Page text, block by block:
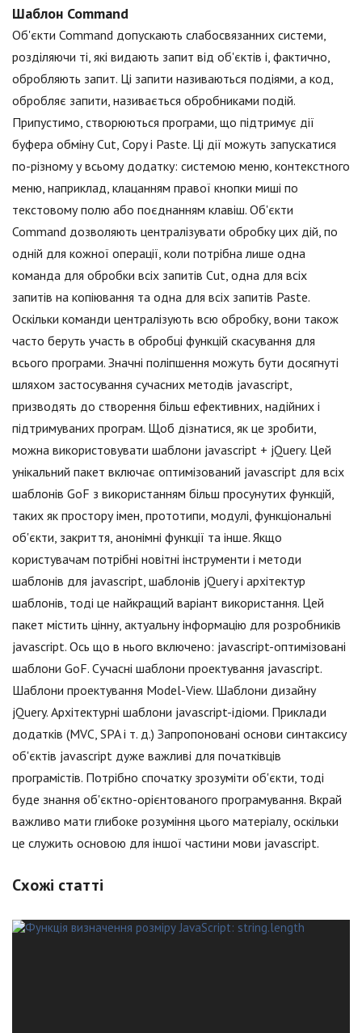
Шаблон Command
Об'єкти Command допускають слабосвязанних системи,
розділяючи ті, які видають запит від об'єктів і, фактично,
обробляють запит. Ці запити називаються подіями, а код,
обробляє запити, називається обробниками подій.
Припустимо, створюються програми, що підтримує дії
буфера обміну Cut, Copy і Paste. Ці дії можуть запускатися
по-різному у всьому додатку: системою меню, контекстного
меню, наприклад, клацанням правої кнопки миші по
текстовому полю або поєднанням клавіш. Об'єкти
Command дозволяють централізувати обробку цих дій, по
одній для кожної операції, коли потрібна лише одна
команда для обробки всіх запитів Cut, одна для всіх
запитів на копіювання та одна для всіх запитів Paste.
Оскільки команди централізують всю обробку, вони також
часто беруть участь в обробці функцій скасування для
всього програми. Значні поліпшення можуть бути досягнуті
шляхом застосування сучасних методів jаvascript,
призводять до створення більш ефективних, надійних і
підтримуваних програм. Щоб дізнатися, як це зробити,
можна використовувати шаблони jаvascript + jQuery. Цей
унікальний пакет включає оптимізований jаvascript для всіх
шаблонів GoF з використанням більш просунутих функцій,
таких як простору імен, прототипи, модулі, функціональні
об'єкти, закриття, анонімні функції та інше. Якщо
користувачам потрібні новітні інструменти і методи
шаблонів для jаvascript, шаблонів jQuery і архітектур
шаблонів, тоді це найкращий варіант використання. Цей
пакет містить цінну, актуальну інформацію для розробників
jаvascript. Ось що в нього включено: jаvascript-оптимізовані
шаблони GoF. Сучасні шаблони проектування jаvascript.
Шаблони проектування Model-View. Шаблони дизайну
jQuery. Архітектурні шаблони jаvascript-ідіоми. Приклади
додатків (MVC, SPA і т. д.) Запропоновані основи синтаксису
об'єктів jаvascript дуже важливі для початківців
програмістів. Потрібно спочатку зрозуміти об'єкти, тоді
буде знання об'єктно-орієнтованого програмування. Вкрай
важливо мати глибоке розуміння цього матеріалу, оскільки
це служить основою для іншої частини мови jаvascript.
Схожі статті